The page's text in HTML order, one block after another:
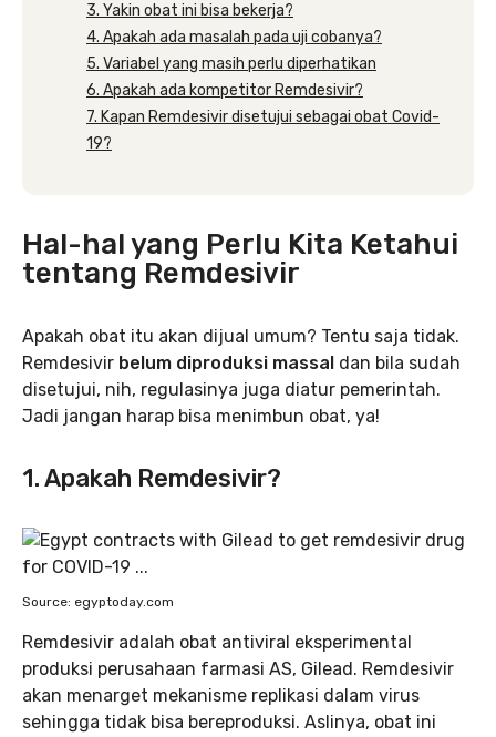
3. Yakin obat ini bisa bekerja?
4. Apakah ada masalah pada uji cobanya?
5. Variabel yang masih perlu diperhatikan
6. Apakah ada kompetitor Remdesivir?
7. Kapan Remdesivir disetujui sebagai obat Covid-
19?
Hal-hal yang Perlu Kita Ketahui
tentang Remdesivir
Apakah obat itu akan dijual umum? Tentu saja tidak.
Remdesivir belum diproduksi massal dan bila sudah
disetujui, nih, regulasinya juga diatur pemerintah.
Jadi jangan harap bisa menimbun obat, ya!
1. Apakah Remdesivir?
Source: egyptoday.com
Remdesivir adalah obat antiviral eksperimental
produksi perusahaan farmasi AS, Gilead. Remdesivir
akan menarget mekanisme replikasi dalam virus
sehingga tidak bisa bereproduksi. Aslinya, obat ini